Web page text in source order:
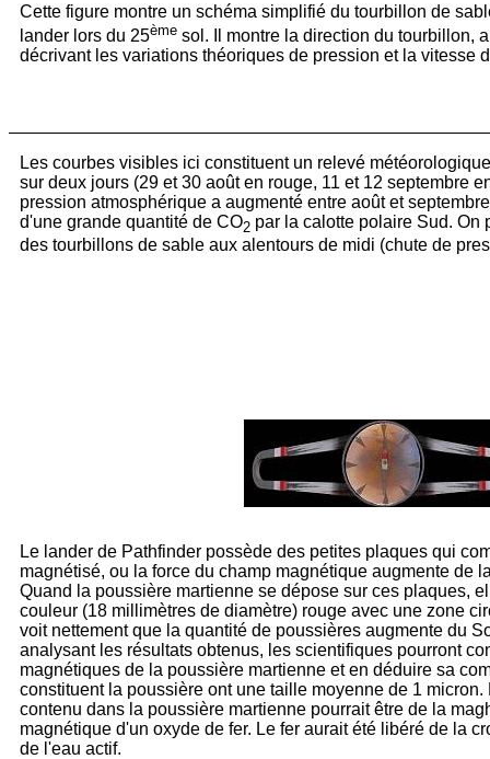
Cette figure montre un schéma simplifié du tourbillon de
lander lors du 25ème sol. Il montre la direction du tourbillon,
décrivant les variations théoriques de pression et la vitesse
Les courbes visibles ici constituent un relevé
sur deux jours (29 et 30 août en rouge, 11 et 12 septembre
pression atmosphérique a augmenté entre août et
d'une grande quantité de CO2 par la calotte polaire Sud. On
des tourbillons de sable aux alentours de midi (chute de
Le lander de Pathfinder possède des petites plaques qui
magnétisé, ou la force du champ magnétique augmente de
Quand la poussière martienne se dépose sur ces plaques,
couleur (18 millimètres de diamètre) rouge avec une zone
voit nettement que la quantité de poussières augmente du
analysant les résultats obtenus, les scientifiques pourront
magnétiques de la poussière martienne et en déduire sa
constituent la poussière ont une taille moyenne de 1
contenu dans la poussière martienne pourrait être de la
magnétique d'un oxyde de fer. Le fer aurait été libéré de la
de l'eau actif.